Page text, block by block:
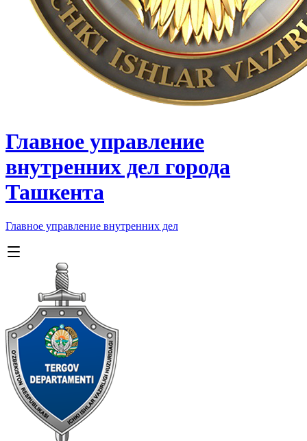
Главное управление
внутренних дел города
Ташкента
Главное управление внутренних дел